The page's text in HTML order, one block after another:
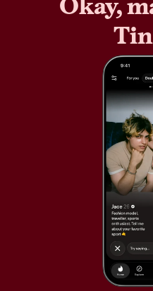
Okay,